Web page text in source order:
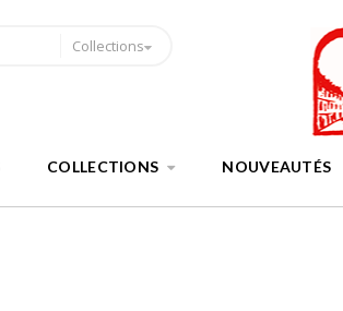
Collections
COLLECTIONS NOUVEAUTÉS